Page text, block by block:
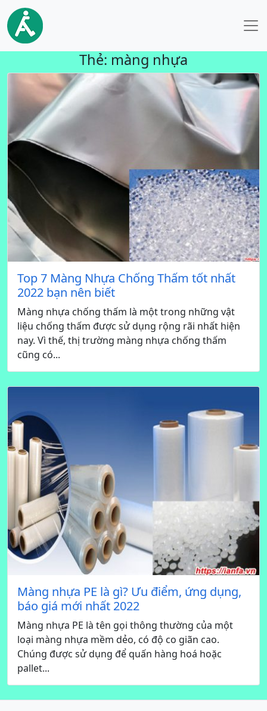
Thẻ: màng nhựa
Top 7 Màng Nhựa Chống Thấm tốt nhất
2022 bạn nên biết
Màng nhựa chống thấm là một trong những vật
liệu chống thấm được sử dụng rộng rãi nhất hiện
nay. Vì thế, thị trường màng nhựa chống thấm
cũng có...
Màng nhựa PE là gì? Ưu điểm, ứng dụng,
báo giá mới nhất 2022
Màng nhựa PE là tên gọi thông thường của một
loại màng nhựa mềm dẻo, có độ co giãn cao.
Chúng được sử dụng để quấn hàng hoá hoặc
pallet...